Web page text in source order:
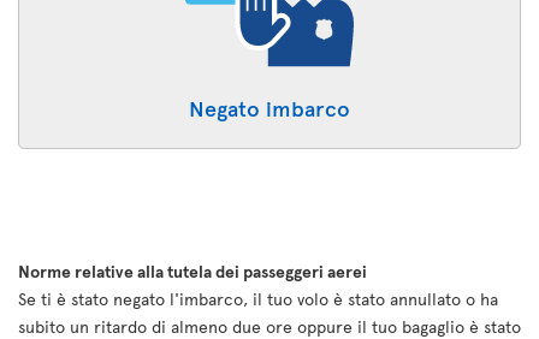
Negato imbarco
Norme relative alla tutela dei passeggeri aerei
Se ti è stato negato l'imbarco, il tuo volo è stato annullato o ha
subito un ritardo di almeno due ore oppure il tuo bagaglio è stato